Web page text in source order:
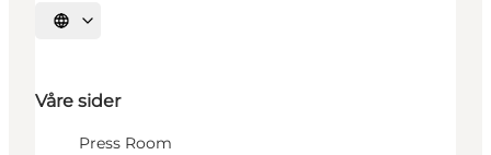
Velg språk
Våre sider
Press Room